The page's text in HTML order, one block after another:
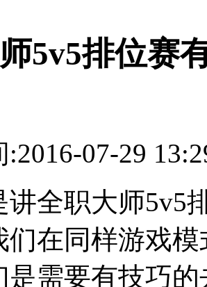
5v5排位赛
07-29
职大师5v5排
们在同样游戏
是需要有技巧